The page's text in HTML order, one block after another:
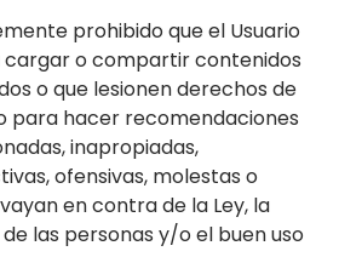
prohibido que el Usuario
o compartir contenidos
o que lesionen derechos de
para hacer recomendaciones
inapropiadas,
ofensivas, molestas o
en contra de la Ley, la
las personas y/o el buen uso